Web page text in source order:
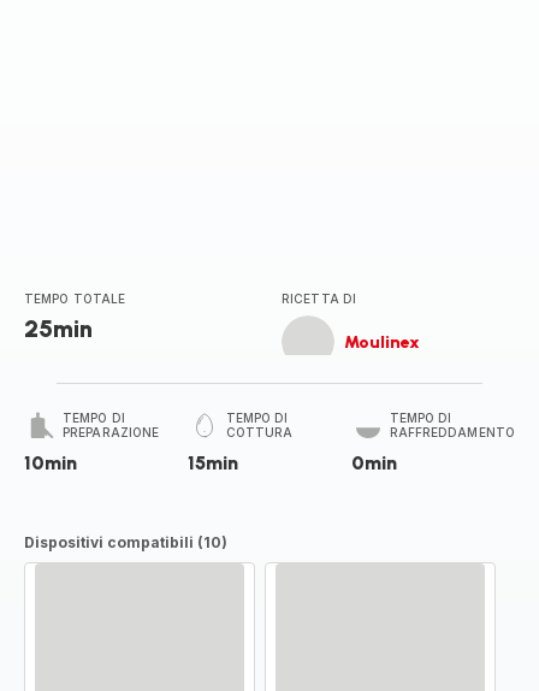
TEMPO TOTALE
25min
RICETTA DI
Moulinex
TEMPO DI
PREPARAZIONE
10min
TEMPO DI
COTTURA
15min
TEMPO DI
RAFFREDDAMENTO
0min
Dispositivi compatibili (10)